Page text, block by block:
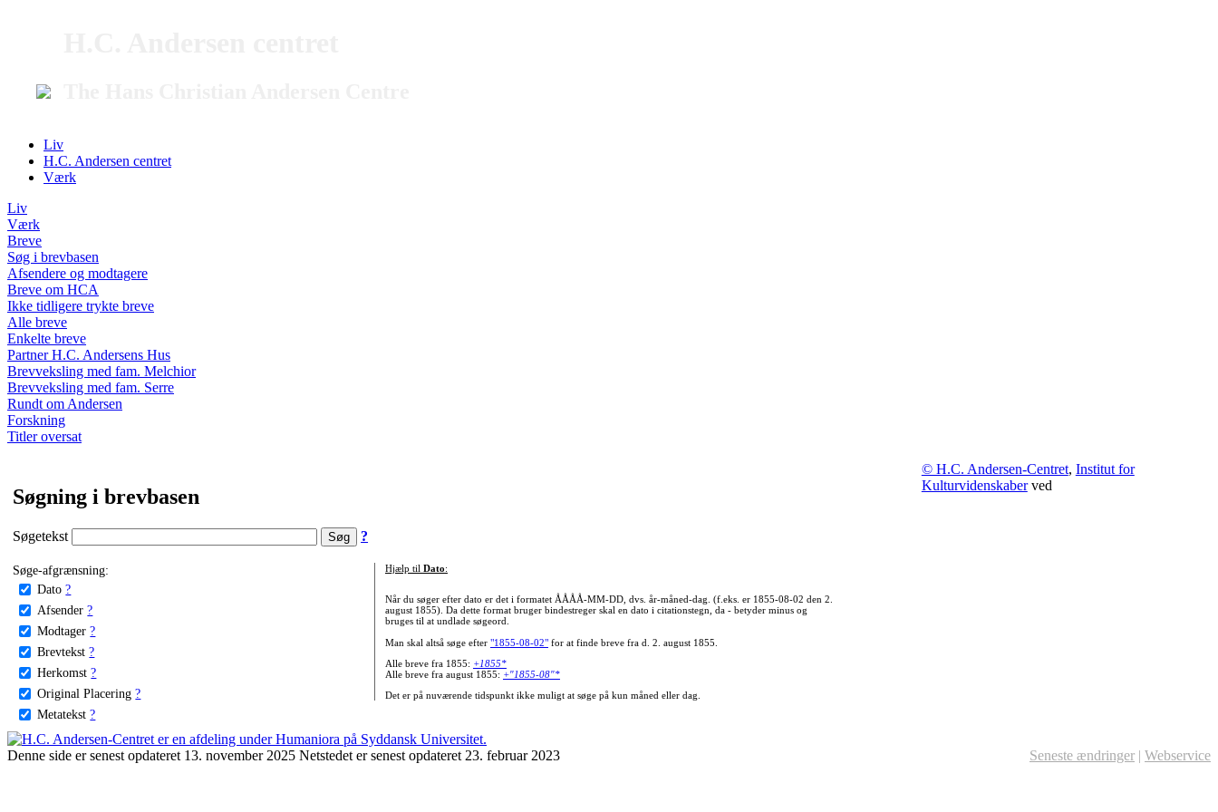
Liv
H.C. Andersen centret
Værk
Liv
Værk
Breve
Søg i brevbasen
Afsendere og modtagere
Breve om HCA
Ikke tidligere trykte breve
Alle breve
Enkelte breve
Partner H.C. Andersens Hus
Brevveksling med fam. Melchior
Brevveksling med fam. Serre
Rundt om Andersen
Forskning
Titler oversat
Søgning i brevbasen
Søgetekst ?
Søge-afgrænsning:
Dato ?
Afsender ?
Modtager ?
Brevtekst ?
Herkomst ?
Original Placering ?
Metatekst ?
Hjælp til Dato:
Når du søger efter dato er det i formatet ÅÅÅÅ-MM-DD, dvs. år-måned-dag. (f.eks. er 1855-08-02 den 2.
august 1855). Da dette format bruger bindestreger skal en dato i citationstegn, da - betyder minus og
bruges til at undlade søgeord.
Man skal altså søge efter "1855-08-02"for at finde breve fra d. 2. august 1855.
Alle breve fra 1855: +1855*
Alle breve fra august 1855: +"1855-08"*
Det er på nuværende tidspunkt ikke muligt at søge på kun måned eller dag.
© H.C. Andersen-Centret, Institut for
Kulturvidenskaberved
Denne side er senest opdateret 13. november 2025 Netstedet er senest opdateret 23. februar 2023 Seneste ændringer | Webservice